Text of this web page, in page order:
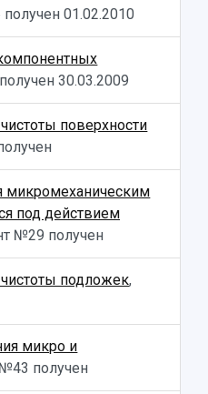
интеллекта
полигон
"Одержимы
истории России и
РФ
услуги
19
подразделения
научно-
обслуживания
учёный"
01.02.2010
30.03.2009
поверхности
микромеханическим
под действием
№29 получен
подложек,
микро и
получен